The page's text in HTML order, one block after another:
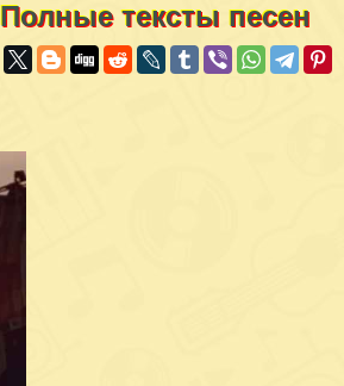
Полные тексты песен